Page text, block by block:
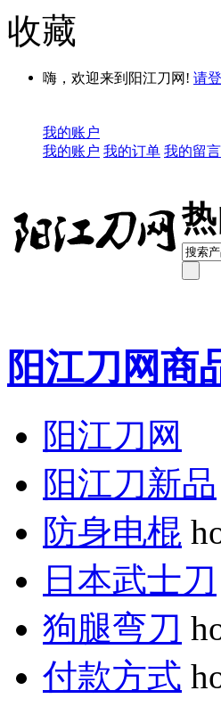
收藏
嗨，欢迎来到阳江刀网! 请
我的账户
我的账户 我的订单 我的留言
阳江刀网商
阳江刀网
阳江刀新品
防身电棍
日本武士刀
狗腿弯刀
付款方式